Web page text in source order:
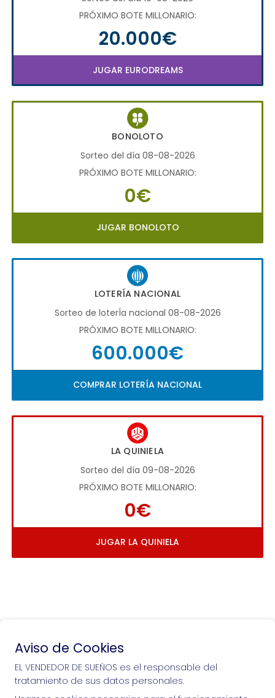
PRÓXIMO BOTE MILLONARIO:
20.000€
JUGAR EURODREAMS
BONOLOTO
Sorteo del día 08-08-2026
PRÓXIMO BOTE MILLONARIO:
0€
JUGAR BONOLOTO
LOTERÍA NACIONAL
Sorteo de loterÍa nacional 08-08-2026
PRÓXIMO BOTE MILLONARIO:
600.000€
COMPRAR LOTERÍA NACIONAL
LA QUINIELA
Sorteo del día 09-08-2026
PRÓXIMO BOTE MILLONARIO:
0€
JUGAR LA QUINIELA
Si puedes soñarlo, puedes hacerlo, ¡mucha
suerte!
Aviso de Cookies
EL VENDEDOR DE SUEÑOS es el responsable del
tratamiento de sus datos personales.